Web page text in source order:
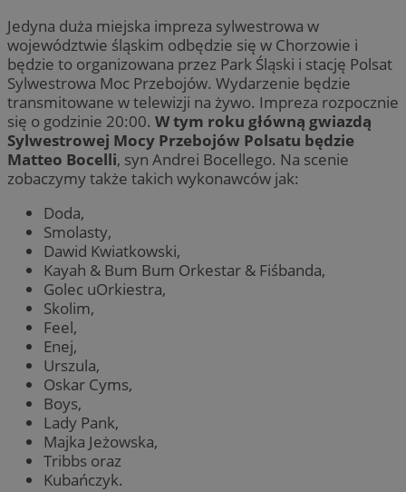
Jedyna duża miejska impreza sylwestrowa w
województwie śląskim odbędzie się w Chorzowie i
będzie to organizowana przez Park Śląski i stację Polsat
Sylwestrowa Moc Przebojów. Wydarzenie będzie
transmitowane w telewizji na żywo. Impreza rozpocznie
się o godzinie 20:00. W tym roku główną gwiazdą
Sylwestrowej Mocy Przebojów Polsatu będzie
Matteo Bocelli, syn Andrei Bocellego. Na scenie
zobaczymy także takich wykonawców jak:
Doda,
Smolasty,
Dawid Kwiatkowski,
Kayah & Bum Bum Orkestar & Fiśbanda,
Golec uOrkiestra,
Skolim,
Feel,
Enej,
Urszula,
Oskar Cyms,
Boys,
Lady Pank,
Majka Jeżowska,
Tribbs oraz
Kubańczyk.